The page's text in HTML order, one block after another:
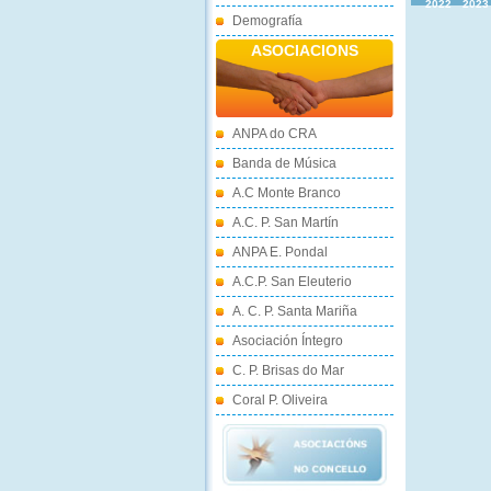
Demografía
ASOCIACIONS
ANPA do CRA
Banda de Música
A.C Monte Branco
A.C. P. San Martín
ANPA E. Pondal
A.C.P. San Eleuterio
A. C. P. Santa Mariña
Asociación Íntegro
C. P. Brisas do Mar
Coral P. Oliveira
2022
2023